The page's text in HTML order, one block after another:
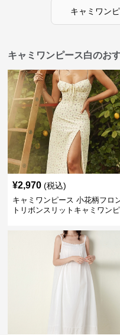
キャミワン
キャミワンピース白のお
¥2,970 (税込)
キャミワンピース 小花柄フロ
トリボンスリットキャミワンピ